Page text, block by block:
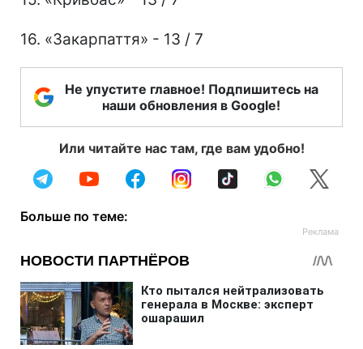
16. «Закарпаття» - 13 / 7
Не упустите главное! Подпишитесь на
наши обновления в Google!
Или читайте нас там, где вам удобно!
Больше по теме: